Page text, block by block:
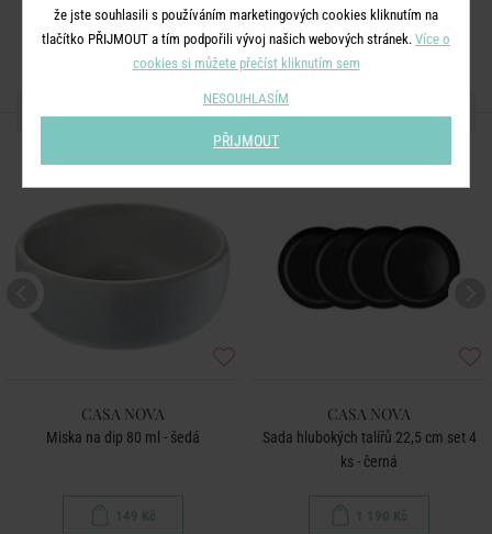
DALŠÍ PRODUKTY ZE SÉRIE
CASA NOVA
Miska na dip 80 ml - šedá
149 Kč
SET
CASA NOVA
Sada hlubokých talířů 22,5 cm set 4
ks - černá
1 190 Kč
že jste souhlasili s používáním marketingových cookies kliknutím na
tlačítko PŘIJMOUT a tím podpořili vývoj našich webových stránek. Více o
cookies si můžete přečíst kliknutím sem
NESOUHLASÍM
PŘIJMOUT